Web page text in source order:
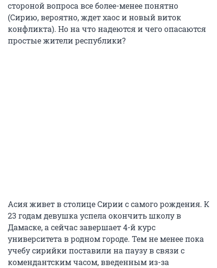
стороной вопроса все более-менее понятно
(Сирию, вероятно, ждет хаос и новый виток
конфликта). Но на что надеются и чего опасаются
простые жители республики?
Асия живет в столице Сирии с самого рождения. К
23 годам девушка успела окончить школу в
Дамаске, а сейчас завершает 4-й курс
университета в родном городе. Тем не менее пока
учебу сирийки поставили на паузу в связи с
комендантским часом, введенным из-за